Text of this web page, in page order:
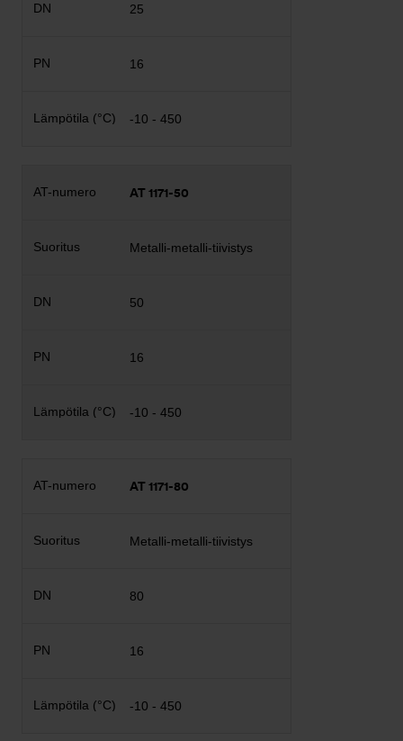
25
16
-10 - 450
AT 1171-50
Metalli-metalli-tiivistys
50
16
-10 - 450
AT 1171-80
Metalli-metalli-tiivistys
80
16
-10 - 450